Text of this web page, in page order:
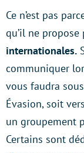
Ce n’est pas
qu’il ne propose
internationales.
communiquer
vous faudra
Évasion, soit
un groupement
Certains sont